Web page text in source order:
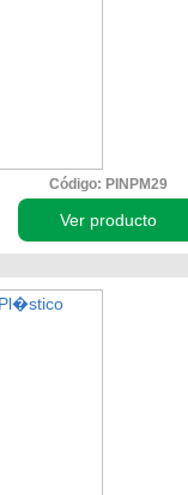
Código: PINPM29
Ver producto